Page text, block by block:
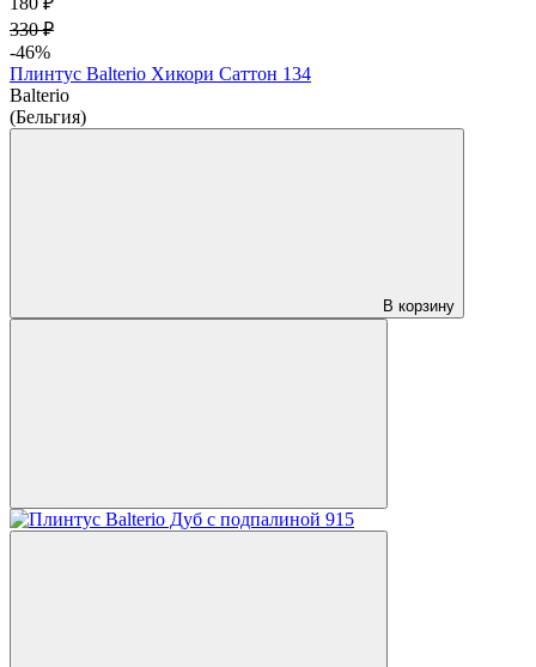
330 ₽
-46%
Плинтус Balterio Хикори Саттон 134
Balterio
(Бельгия)
В корзину